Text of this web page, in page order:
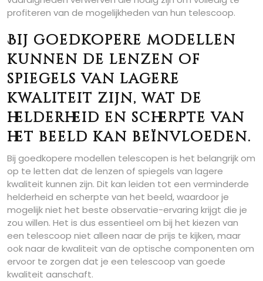
profiteren van de mogelijkheden van hun telescoop.
Bij goedkopere modellen
kunnen de lenzen of
spiegels van lagere
kwaliteit zijn, wat de
helderheid en scherpte van
het beeld kan beïnvloeden.
Bij goedkopere modellen telescopen is het belangrijk om
op te letten dat de lenzen of spiegels van lagere
kwaliteit kunnen zijn. Dit kan leiden tot een verminderde
helderheid en scherpte van het beeld, waardoor je
mogelijk niet het beste observatie-ervaring krijgt die je
zou willen. Het is dus essentieel om bij het kiezen van
een telescoop niet alleen naar de prijs te kijken, maar
ook naar de kwaliteit van de optische componenten om
ervoor te zorgen dat je een telescoop van goede
kwaliteit aanschaft.